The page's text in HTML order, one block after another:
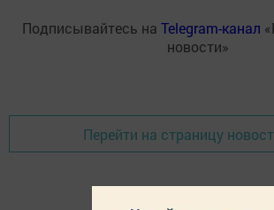
Подписывайтесь на Telegram-канал
новости»
Перейти на страницу